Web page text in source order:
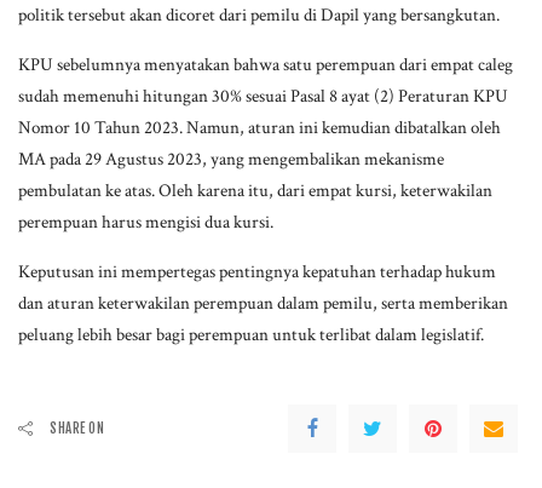
politik tersebut akan dicoret dari pemilu di Dapil yang bersangkutan.
KPU sebelumnya menyatakan bahwa satu perempuan dari empat caleg
sudah memenuhi hitungan 30% sesuai Pasal 8 ayat (2) Peraturan KPU
Nomor 10 Tahun 2023. Namun, aturan ini kemudian dibatalkan oleh
MA pada 29 Agustus 2023, yang mengembalikan mekanisme
pembulatan ke atas. Oleh karena itu, dari empat kursi, keterwakilan
perempuan harus mengisi dua kursi.
Keputusan ini mempertegas pentingnya kepatuhan terhadap hukum
dan aturan keterwakilan perempuan dalam pemilu, serta memberikan
peluang lebih besar bagi perempuan untuk terlibat dalam legislatif.
SHARE ON